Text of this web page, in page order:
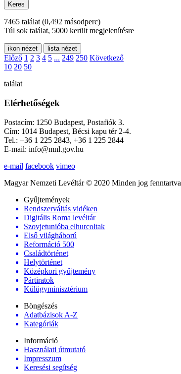
Keres
7465 találat (0,492 másodperc)
Túl sok találat, 5000 került megjelenítésre
ikon nézet lista nézet
Előző 1 2 3 4 5 ... 249 250 Következő
10 20 50
találat
Elérhetőségek
Postacím: 1250 Budapest, Postafiók 3.
Cím: 1014 Budapest, Bécsi kapu tér 2-4.
Tel.: +36 1 225 2843, +36 1 225 2844
E-mail: info@mnl.gov.hu
e-mail facebook vimeo
Magyar Nemzeti Levéltár © 2020 Minden jog fenntartva
Gyűjtemények
Rendszerváltás vidéken
Digitális Roma levéltár
Szovjetunióba elhurcoltak
Első világháború
Reformáció 500
Családtörténet
Helytörténet
Középkori gyűjtemény
Pártiratok
Külügyminisztérium
Böngészés
Adatbázisok A-Z
Kategóriák
Információ
Használati útmutató
Impresszum
Keresési segítség